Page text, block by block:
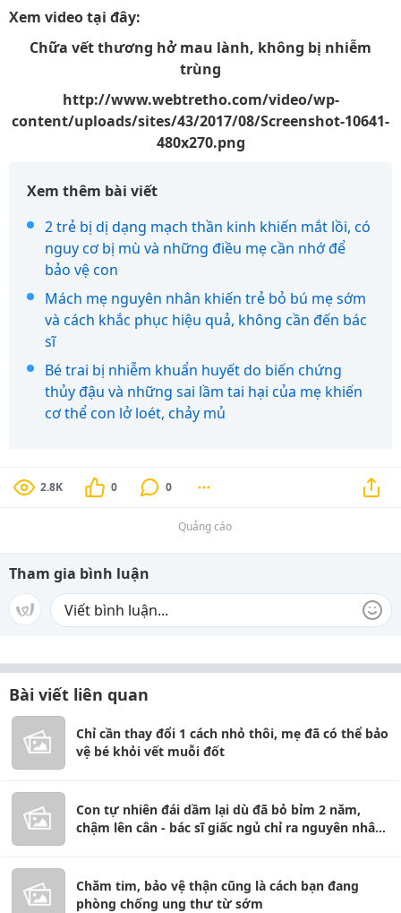
Xem video tại đây:
Chữa vết thương hở mau lành, không bị nhiễm
trùng
http://www.webtretho.com/video/wp-
content/uploads/sites/43/2017/08/Screenshot-10641-
480x270.png
Xem thêm bài viết
2 trẻ bị dị dạng mạch thần kinh khiến mắt lồi, có
nguy cơ bị mù và những điều mẹ cần nhớ để
bảo vệ con
Mách mẹ nguyên nhân khiến trẻ bỏ bú mẹ sớm
và cách khắc phục hiệu quả, không cần đến bác
sĩ
Bé trai bị nhiễm khuẩn huyết do biến chứng
thủy đậu và những sai lầm tai hại của mẹ khiến
cơ thể con lở loét, chảy mủ
2.8K 0 0
Quảng cáo
Tham gia bình luận
Bài viết liên quan
Chỉ cần thay đổi 1 cách nhỏ thôi, mẹ đã có thể bảo
vệ bé khỏi vết muỗi đốt
Con tự nhiên đái dầm lại dù đã bỏ bỉm 2 năm,
chậm lên cân - bác sĩ giấc ngủ chỉ ra nguyên nhân
Chăm tim, bảo vệ thận cũng là cách bạn đang
phòng chống ung thư từ sớm